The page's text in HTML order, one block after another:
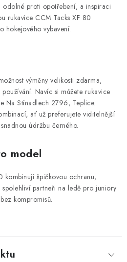
odolné proti opotřebení, a inspiraci
rukavice CCM Tacks XF 80
hokejového vybavení.
výměny velikosti zdarma,
Navíc si můžete rukavice
Na Stínadlech 2796, Teplice.
ať už preferujete viditelnější
údržbu černého.
model
kombinují špičkovou ochranu,
partneři na ledě pro juniory
kompromisů.